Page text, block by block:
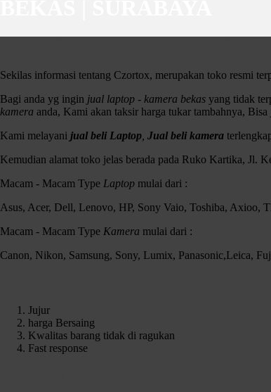
Sekilas informasi tentang Czortox, merupakan toko resmi
Bagi anda yg ingin jual laptop - kamera bekas yang tidak
kamera anda, Kami akan taksir harga tukar tambahnya,
Kami melayani jual beli Laptop, Jual beli kamera
Kemudian alamat toko jelas berada pada Ruko Kartika, Jl.
Macam - Macam Type Laptop mulai dari :
Asus, Acer, Dell, Lenovo, HP, Sony Vaio, Toshiba, Axioo,
Macam - Macam Type Kamera mulai dari :
Canon, Nikon, Samsung, Sony, Lumix, Panasonic,Leica,
Jujur
harga Bersaing
Kwalitas barang tidak di ragukan
Fast response